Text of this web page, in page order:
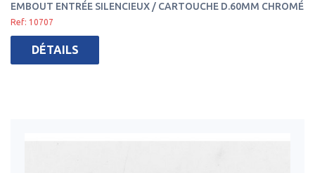
EMBOUT ENTRÉE SILENCIEUX / CARTOUCHE D.60MM CHROMÉ
Ref: 10707
DÉTAILS